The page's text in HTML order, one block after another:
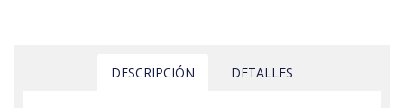
DESCRIPCIÓN DETALLES